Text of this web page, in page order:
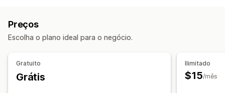
Rascunhos de pedido
Documentos alfandegários Guias de remessa
Personalização
Preços
Escolha o plano ideal para o negócio.
Gratuito
Grátis
Ilimitado
$15/mês